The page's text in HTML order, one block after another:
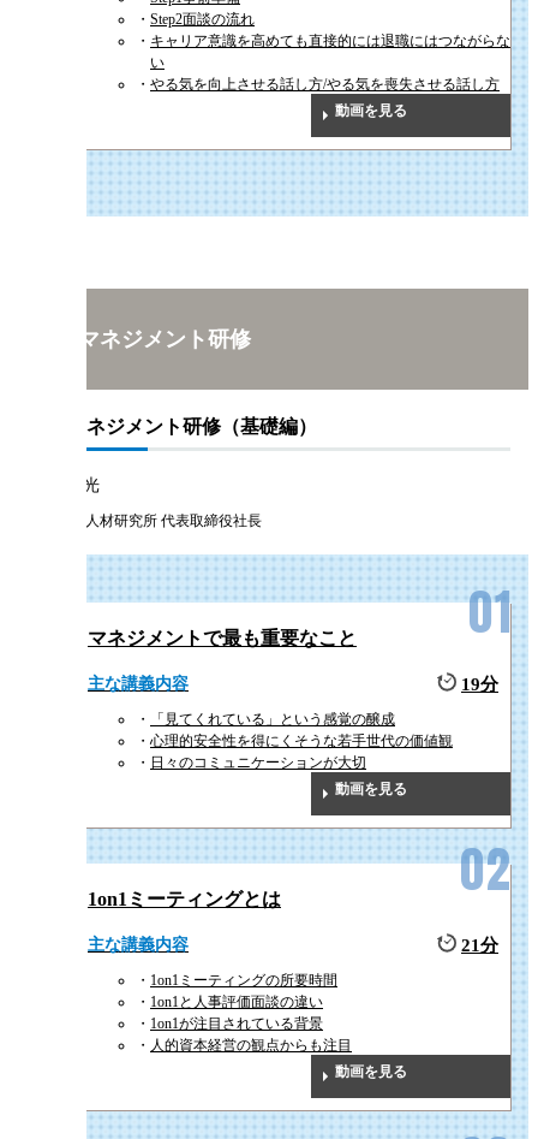
Step2面談の流れ
キャリア意識を高めても直接的には退職にはつながらな
い
やる気を向上させる話し方/やる気を喪失させる話し方
動画を見る
1on1マネジメント研修
1on1マネジメント研修（基礎編）
曽和 利光
株式会社人材研究所 代表取締役社長
マネジメントで最も重要なこと
主な講義内容 19分
「見てくれている」という感覚の醸成
心理的安全性を得にくそうな若手世代の価値観
日々のコミュニケーションが大切
動画を見る
1on1ミーティングとは
主な講義内容 21分
1on1ミーティングの所要時間
1on1と人事評価面談の違い
1on1が注目されている背景
人的資本経営の観点からも注目
動画を見る